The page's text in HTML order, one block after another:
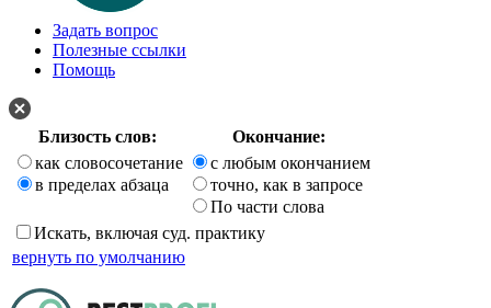
Задать вопрос
Полезные ссылки
Помощь
Близость слов:
Окончание:
как словосочетание
в пределах абзаца
с любым окончанием
точно, как в запросе
По части слова
Искать, включая суд. практику
вернуть по умолчанию